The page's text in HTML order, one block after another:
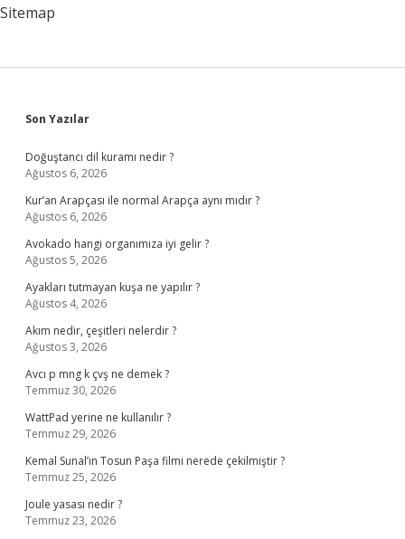
Sitemap
Sidebar
Son Yazılar
Doğuştancı dil kuramı nedir ?
Ağustos 6, 2026
Kur’an Arapçası ile normal Arapça aynı mıdır ?
Ağustos 6, 2026
Avokado hangi organımıza iyi gelir ?
Ağustos 5, 2026
Ayakları tutmayan kuşa ne yapılır ?
Ağustos 4, 2026
Akım nedir, çeşitleri nelerdir ?
Ağustos 3, 2026
Avcı p mng k çvş ne demek ?
Temmuz 30, 2026
WattPad yerine ne kullanılır ?
Temmuz 29, 2026
Kemal Sunal’ın Tosun Paşa filmi nerede çekilmiştir ?
Temmuz 25, 2026
Joule yasası nedir ?
Temmuz 23, 2026